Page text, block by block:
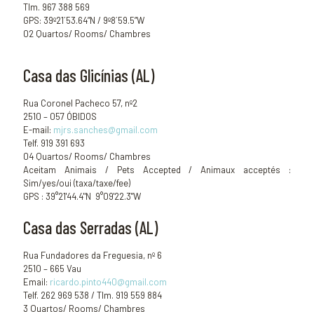
Tlm. 967 388 569
GPS: 39º21´53.64”N / 9º8´59.5”W
02 Quartos/ Rooms/ Chambres
Casa das Glicínias (AL)
Rua Coronel Pacheco 57, nº2
2510 – 057 ÓBIDOS
E-mail: mjrs.sanches@gmail.com
Telf. 919 391 693
04 Quartos/ Rooms/ Chambres
Aceitam Animais / Pets Accepted / Animaux acceptés :
Sim/yes/oui (taxa/taxe/fee)
GPS : 39°21'44.4"N 9°09'22.3"W
Casa das Serradas (AL)
Rua Fundadores da Freguesia, nº 6
2510 – 665 Vau
Email: ricardo.pinto440@gmail.com
Telf. 262 969 538 / Tlm. 919 559 884
3 Quartos/ Rooms/ Chambres